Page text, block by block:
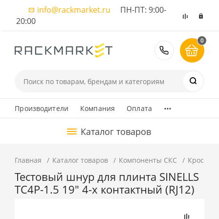
info@rackmarket.ru ПН-ПТ: 9:00-
20:00
8 (495)
0
Производители Компания Оплата ...
Каталог товаров
Главная Каталог товаров Компоненты СКС
Тестовый шнур для плинта SINELLS
TC4Р-1.5 19" 4-х контактный (RJ12)